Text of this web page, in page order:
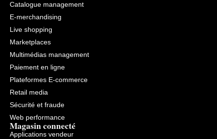
Catalogue management
E-merchandising
Live shopping
Marketplaces
Multimédias management
Paiement en ligne
Plateformes E-commerce
Retail media
Sécurité et fraude
Web performance
Magasin connecté
Applications vendeur